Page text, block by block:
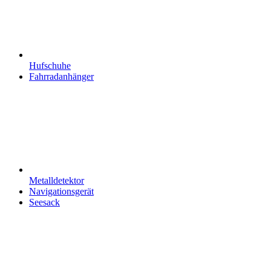
Hufschuhe
Fahrradanhänger
Metalldetektor
Navigationsgerät
Seesack